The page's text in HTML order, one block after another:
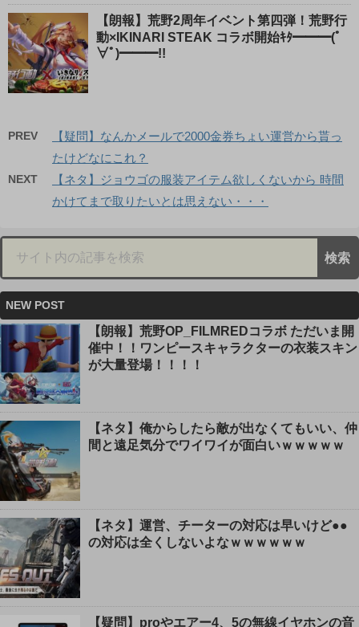
【朗報】荒野2周年イベント第四弾！荒野行
動×IKINARI STEAK コラボ開始ｷﾀ━━━(ﾟ
∀ﾟ)━━━!!
PREV
【疑問】なんかメールで2000金券ちょい運営から貰っ
たけどなにこれ？
NEXT
【ネタ】ジョウゴの服装アイテム欲しくないから 時間
かけてまで取りたいとは思えない・・・
NEW POST
【朗報】荒野OP_FILMREDコラボ ただいま開
催中！！ワンピースキャラクターの衣装スキン
が大量登場！！！！
【ネタ】俺からしたら敵が出なくてもいい、仲
間と遠足気分でワイワイが面白いｗｗｗｗｗ
【ネタ】運営、チーターの対応は早いけど●●
の対応は全くしないよなｗｗｗｗｗｗ
【疑問】proやエアー4、5の無線イヤホンの音